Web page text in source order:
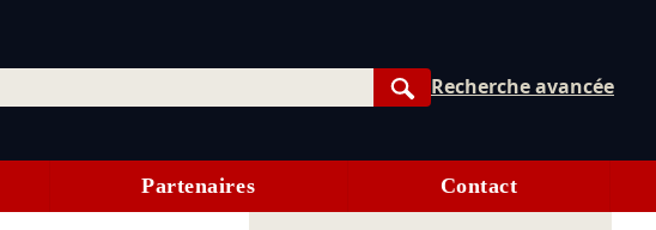
Rechercher
Recherche avancée
Partenaires Contact